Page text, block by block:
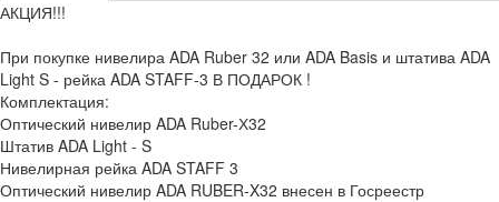
АКЦИЯ!!!
При покупке нивелира ADA Ruber 32 или ADA Basis и штатива ADA
Light S - рейка ADA STAFF-3 В ПОДАРОК !
Комплектация:
Оптический нивелир ADA Ruber-Х32
Штатив ADA Light - S
Нивелирная рейка ADA STAFF 3
Оптический нивелир ADA RUBER-X32 внесен в Госреестр